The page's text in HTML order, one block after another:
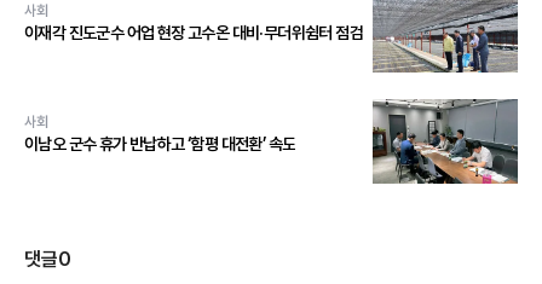
사회
이재각 진도군수 어업 현장 고수온 대비·무더위쉼터 점검
사회
이남오 군수 휴가 반납하고 ‘함평 대전환’ 속도
댓글0